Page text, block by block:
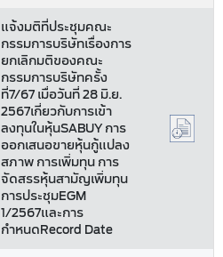
แจ้งมติที่ประชุมคณะ
กรรมการบริษัทเรื่องการ
ยกเลิกมติของคณะ
กรรมการบริษัทครั้ง
ที่7/67 เมื่อวันที่ 28 มิ.ย.
2567เกี่ยวกับการเข้า
ลงทุนในหุ้นSABUY การ
ออกเสนอขายหุ้นกู้แปลง
สภาพ การเพิ่มทุน การ
จัดสรรหุ้นสามัญเพิ่มทุน
การประชุมEGM
1/2567และการ
กำหนดRecord Date